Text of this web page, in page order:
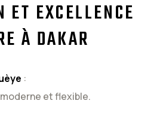
ET EXCELLENCE
À DAKAR
:
et flexible.